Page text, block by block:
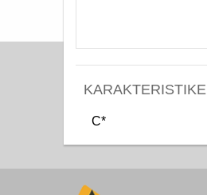
KARAKTERISTIKE
C*